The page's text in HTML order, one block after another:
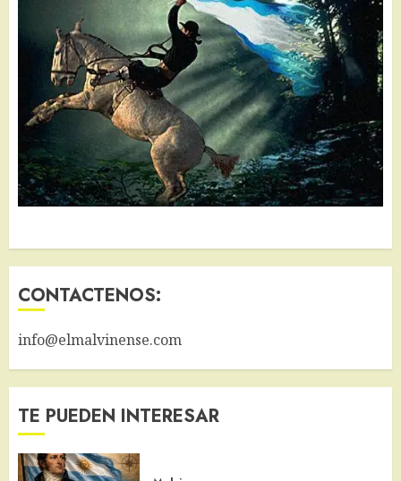
CONTACTENOS:
info@elmalvinense.com
TE PUEDEN INTERESAR